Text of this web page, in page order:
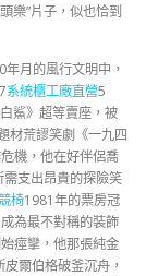
樂”片子，似也恰到
月的風行文明中，
系統櫃工廠直營5
鯊》超等賣座，被
材荒謬笑劇《一九四
機，他在好伴侶喬
需支出昂貴的探險笑
椅1981年的票房冠
為最不對稱的裝飾
痙攣，他那張純金
爾伯格破釜沉舟，